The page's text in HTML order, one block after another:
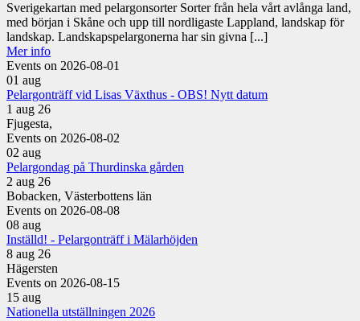
Sverigekartan med pelargonsorter Sorter från hela vårt avlånga land,
med början i Skåne och upp till nordligaste Lappland, landskap för
landskap. Landskapspelargonerna har sin givna [...]
Mer info
Events on 2026-08-01
01 aug
Pelargonträff vid Lisas Växthus - OBS! Nytt datum
1 aug 26
Fjugesta,
Events on 2026-08-02
02 aug
Pelargondag på Thurdinska gården
2 aug 26
Bobacken, Västerbottens län
Events on 2026-08-08
08 aug
Inställd! - Pelargonträff i Mälarhöjden
8 aug 26
Hägersten
Events on 2026-08-15
15 aug
Nationella utställningen 2026